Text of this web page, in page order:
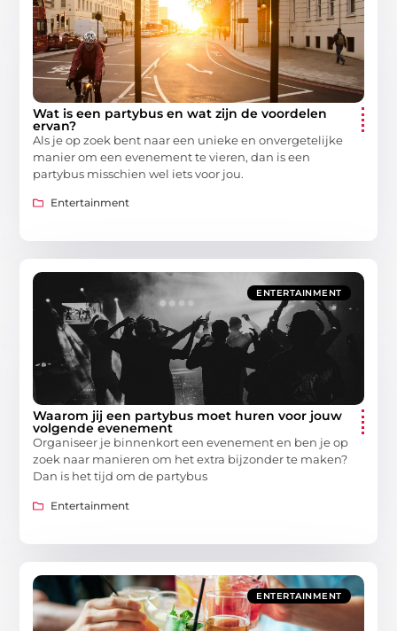
Wat is een partybus en wat zijn de voordelen
ervan?
Als je op zoek bent naar een unieke en onvergetelijke
manier om een evenement te vieren, dan is een
partybus misschien wel iets voor jou.
Entertainment
ENTERTAINMENT
Waarom jij een partybus moet huren voor jouw
volgende evenement
Organiseer je binnenkort een evenement en ben je op
zoek naar manieren om het extra bijzonder te maken?
Dan is het tijd om de partybus
Entertainment
ENTERTAINMENT